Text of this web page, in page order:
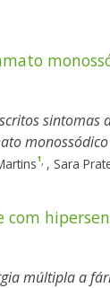
sintomas
1, , Sara
com
múltipla a